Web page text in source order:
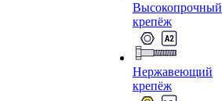
Высокопрочный
крепёж
Нержавеющий
крепёж